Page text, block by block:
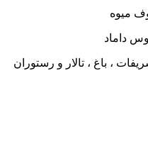
میوه
داماد
، باغ ، تالار و رستوران